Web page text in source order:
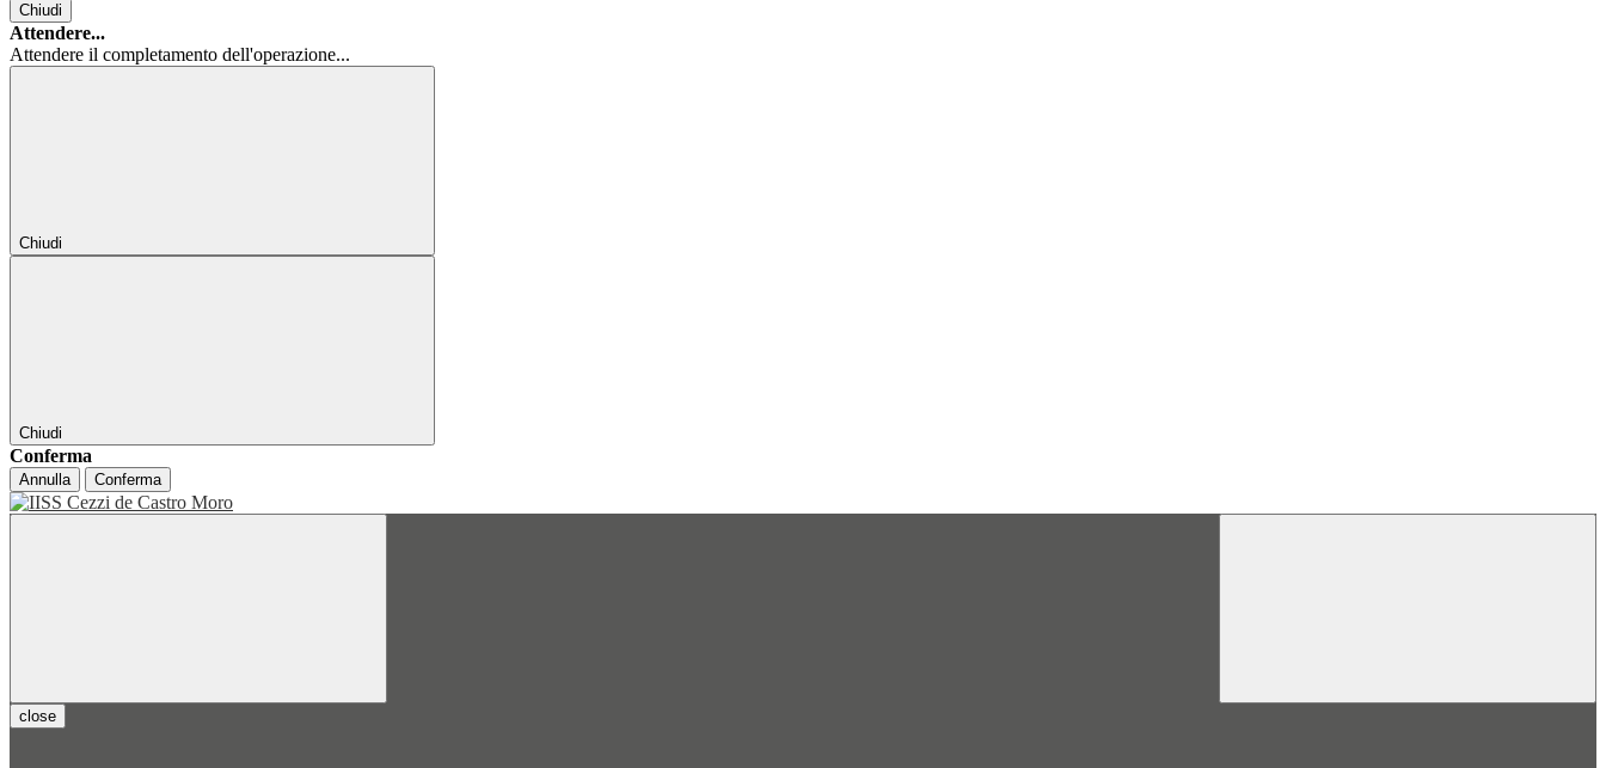
Chiudi
Attendere...
Attendere il completamento dell'operazione...
Chiudi
Chiudi
Conferma
Annulla Conferma
close